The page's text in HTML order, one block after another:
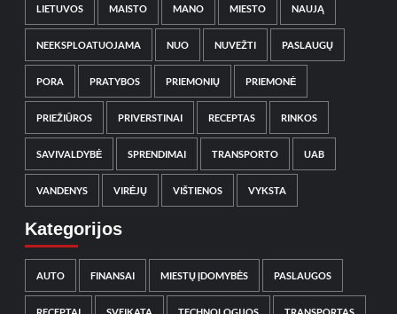
LIETUVOS MAISTO MANO MIESTO NAUJĄ
NEEKSPLOATUOJAMA NUO NUVEŽTI PASLAUGŲ
PORA PRATYBOS PRIEMONIŲ PRIEMONĖ
PRIEŽIŪROS PRIVERSTINAI RECEPTAS RINKOS
SAVIVALDYBĖ SPRENDIMAI TRANSPORTO UAB
VANDENYS VIRĖJŲ VIŠTIENOS VYKSTA
Kategorijos
AUTO FINANSAI MIESTŲ ĮDOMYBĖS PASLAUGOS